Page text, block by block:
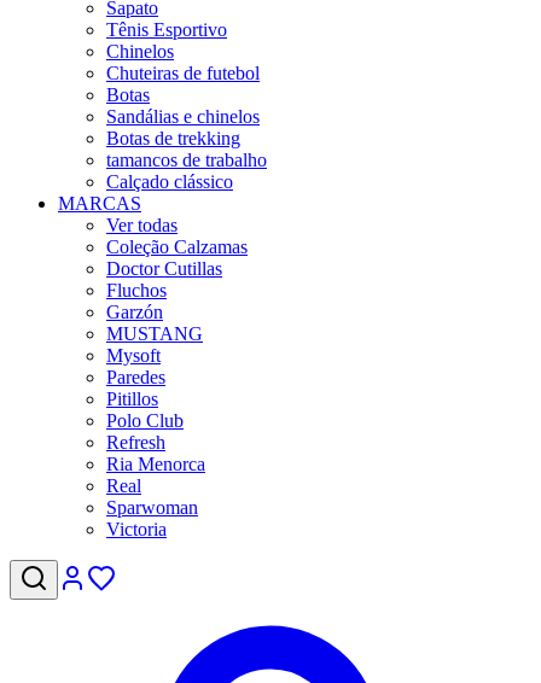
Sapato
Tênis Esportivo
Chinelos
Chuteiras de futebol
Botas
Sandálias e chinelos
Botas de trekking
tamancos de trabalho
Calçado clássico
MARCAS
Ver todas
Coleção Calzamas
Doctor Cutillas
Fluchos
Garzón
MUSTANG
Mysoft
Paredes
Pitillos
Polo Club
Refresh
Ria Menorca
Real
Sparwoman
Victoria